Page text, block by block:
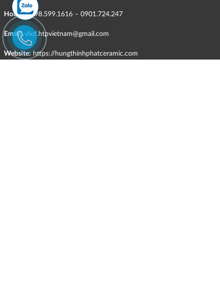
Hotline:098.599.1616 – 0901.724.247
Email: vlxd.htpvietnam@gmail.com
Website: https://hungthinhphatceramic.com